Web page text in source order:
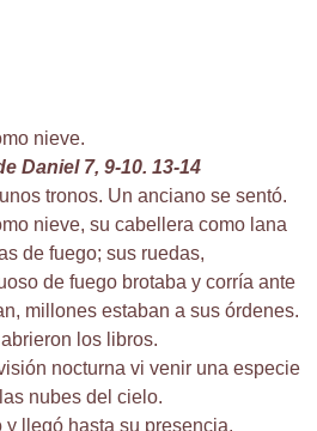
nieve.
Daniel 7, 9-10. 13-14
tronos. Un anciano se sentó.
nieve, su cabellera como lana
de fuego; sus ruedas,
de fuego brotaba y corría ante
millones estaban a sus órdenes.
los libros.
nocturna vi venir una especie
nubes del cielo.
llegó hasta su presencia.